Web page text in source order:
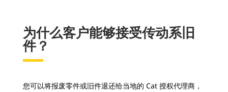
为什么客户能够接受传动系旧
件？
您可以将报废零件或旧件退还给当地的 Cat 授权代理商，